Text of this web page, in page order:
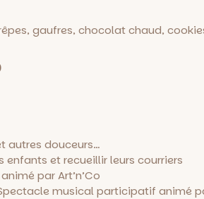
gaufres, chocolat chaud,
autres douceurs…
enfants et recueillir leurs courriers
par Art’n’Co
musical participatif animé